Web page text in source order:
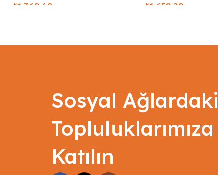
₺ ₺
Sosyal Ağlardaki
Topluluklarımıza
Katılın